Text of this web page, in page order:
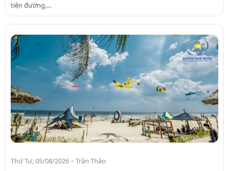
tiện đường,...
Thứ Tư, 05/08/2026 - Trần Thảo